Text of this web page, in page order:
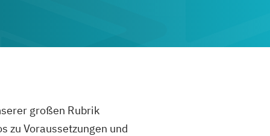
großen Rubrik
zu Voraussetzungen und